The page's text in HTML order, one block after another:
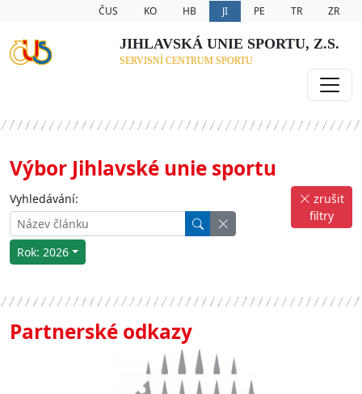
ČUS KO HB JI PE TR ZR
JIHLAVSKÁ UNIE SPORTU, Z.S.
SERVISNÍ CENTRUM SPORTU
Výbor Jihlavské unie sportu
Vyhledávání:
Rok: 2026
zrušit
filtry
Partnerské odkazy